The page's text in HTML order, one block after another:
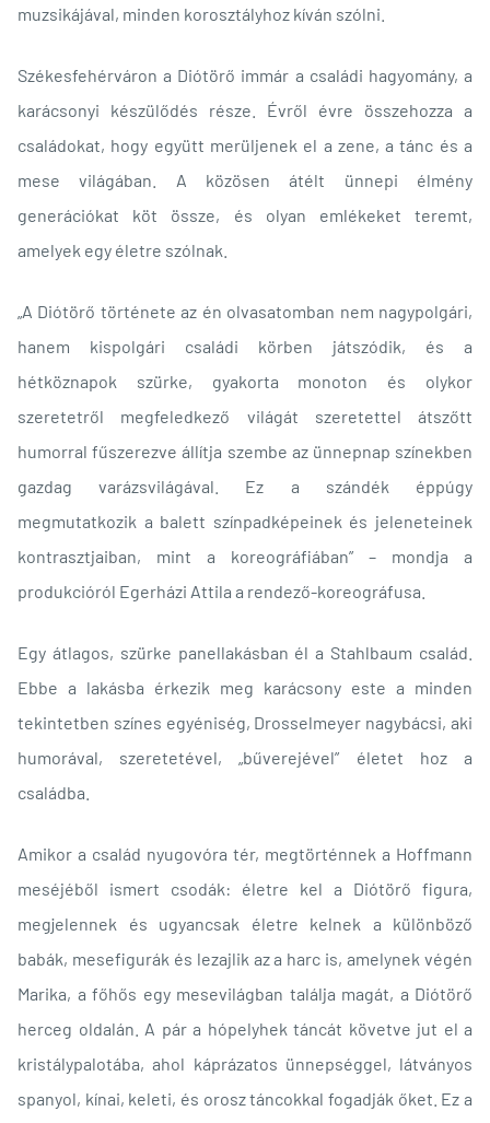
muzsikájával, minden korosztályhoz kíván szólni.
Székesfehérváron a Diótörő immár a családi hagyomány, a
karácsonyi készülődés része. Évről évre összehozza a
családokat, hogy együtt merüljenek el a zene, a tánc és a
mese világában. A közösen átélt ünnepi élmény
generációkat köt össze, és olyan emlékeket teremt,
amelyek egy életre szólnak.
„A Diótörő története az én olvasatomban nem nagypolgári,
hanem kispolgári családi körben játszódik, és a
hétköznapok szürke, gyakorta monoton és olykor
szeretetről megfeledkező világát szeretettel átszőtt
humorral fűszerezve állítja szembe az ünnepnap színekben
gazdag varázsvilágával. Ez a szándék éppúgy
megmutatkozik a balett színpadképeinek és jeleneteinek
kontrasztjaiban, mint a koreográfiában” – mondja a
produkcióról Egerházi Attila a rendező-koreográfusa.
Egy átlagos, szürke panellakásban él a Stahlbaum család.
Ebbe a lakásba érkezik meg karácsony este a minden
tekintetben színes egyéniség, Drosselmeyer nagybácsi, aki
humorával, szeretetével, „bűverejével” életet hoz a
családba.
Amikor a család nyugovóra tér, megtörténnek a Hoffmann
meséjéből ismert csodák: életre kel a Diótörő figura,
megjelennek és ugyancsak életre kelnek a különböző
babák, mesefigurák és lezajlik az a harc is, amelynek végén
Marika, a főhős egy mesevilágban találja magát, a Diótörő
herceg oldalán. A pár a hópelyhek táncát követve jut el a
kristálypalotába, ahol káprázatos ünnepséggel, látványos
spanyol, kínai, keleti, és orosz táncokkal fogadják őket. Ez a